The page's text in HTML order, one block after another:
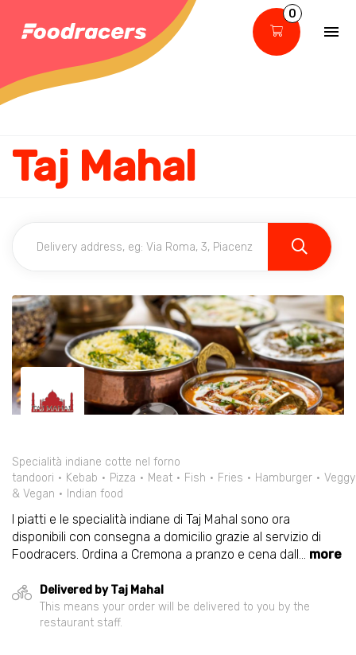
0
Taj Mahal
Specialità indiane cotte nel forno
tandoori
Kebab Pizza Meat Fish Fries Hamburger
Veggy
& Vegan
Indian food
I piatti e le specialità indiane di Taj Mahal sono ora
disponibili con consegna a domicilio grazie al servizio di
Foodracers. Ordina a Cremona a pranzo e cena dall... more
Delivered by Taj Mahal
This means your order will be delivered to you by the
restaurant staff.